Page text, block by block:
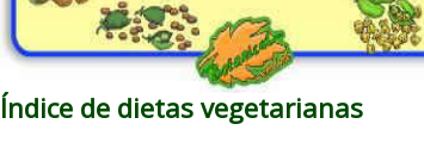
Índice de dietas vegetarianas